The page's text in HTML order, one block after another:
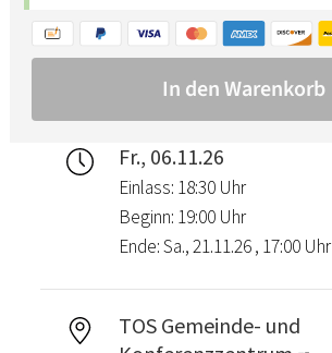
Fr., 06.11.26
Einlass: 18:30 Uhr
Beginn: 19:00 Uhr
Ende: Sa., 21.11.26 , 17:00 Uhr
TOS Gemeinde- und